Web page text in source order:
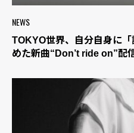
NEWS
TOKYO世界、自分自身に
めた新曲“Don’t ride on”配